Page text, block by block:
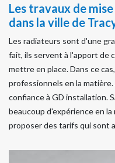
Les travaux de
dans la ville de
Les radiateurs sont d'une
fait, ils servent à l'apport de
mettre en place. Dans ce
professionnels en la
confiance à GD installation.
beaucoup d'expérience en
proposer des tarifs qui sont